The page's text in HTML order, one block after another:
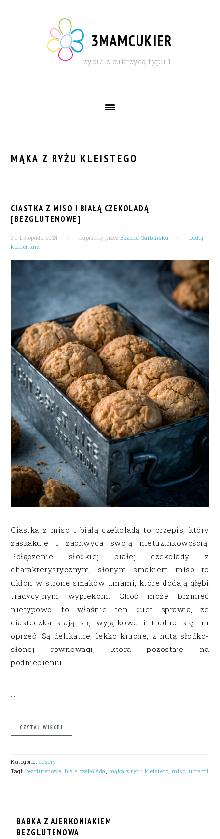
3MAMCUKIER
życie z cukrzycą typu 1
MĄKA Z RYŻU KLEISTEGO
CIASTKA Z MISO I BIAŁĄ CZEKOLADĄ
[BEZGLUTENOWE]
30 listopada 2024 napisany przezBożena Garbińska
Dodaj
komentarz
Ciastka z miso i białą czekoladą to przepis, który
zaskakuje i zachwyca swoją nietuzinkowością.
Połączenie słodkiej białej czekolady z
charakterystycznym, słonym smakiem miso to
ukłon w stronę smaków umami, które dodają głębi
tradycyjnym wypiekom. Choć może brzmieć
nietypowo, to właśnie ten duet sprawia, że
ciasteczka stają się wyjątkowe i trudno się im
oprzeć. Są delikatne, lekko kruche, z nutą słodko-
słonej równowagi, która pozostaje na
podniebieniu.
…
CZYTAJ WIĘCEJ
Kategorie: desery
Tagi:bezglutenowe,biała czekolada, mąka z ryżu kleistego,miso,umami
BABKA Z AJERKONIAKIEM
BEZGLUTENOWA